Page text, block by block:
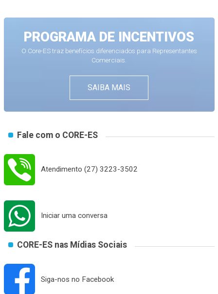
PROGRAMA DE INCENTIVOS
O Core-ES traz benefícios diferenciados para Representantes
Comerciais.
SAIBA MAIS
Fale com o CORE-ES
Atendimento (27) 3223-3502
Iniciar uma conversa
CORE-ES nas Mídias Sociais
Siga-nos no Facebook